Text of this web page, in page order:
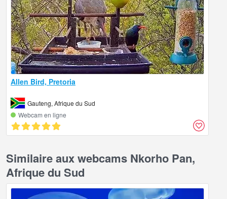
Allen Bird, Pretoria
Gauteng, Afrique du Sud
Webcam en ligne
Similaire aux webcams Nkorho Pan,
Afrique du Sud